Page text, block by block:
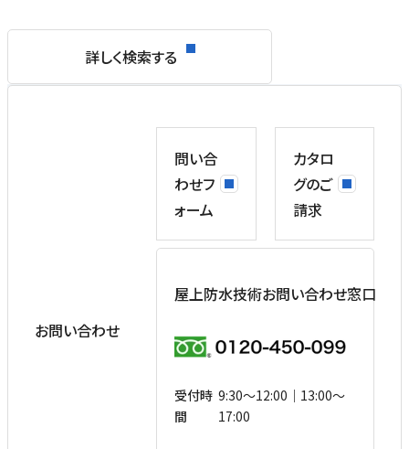
詳しく検索する
お問い合わせ
問い合
わせフ
ォーム
カタロ
グのご
請求
屋上防水技術お問い合わせ窓口
受付時
間
9:30〜12:00｜13:00〜
17:00